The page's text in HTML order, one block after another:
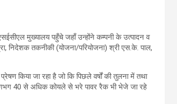
मुख्यालय पहुँचे जहाँ उन्होंने कम्पनी के उत्पादन व
निदेशक तकनीकी (योजना/परियोजना) श्री एस.के. पाल,
किया जा रहा है जो कि पिछले वर्षों की तुलना में तथा
40 से अधिक कोयले से भरे पावर रैक भी भेजे जा रहे